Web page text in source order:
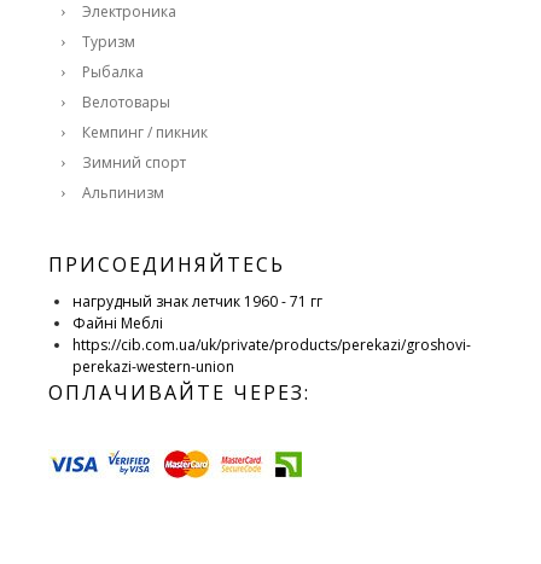
Электроника
Туризм
Рыбалка
Велотовары
Кемпинг / пикник
Зимний спорт
Альпинизм
ПРИСОЕДИНЯЙТЕСЬ
нагрудный знак летчик 1960 - 71 гг
Файні Меблі
https://cib.com.ua/uk/private/products/perekazi/groshovi-
perekazi-western-union
ОПЛАЧИВАЙТЕ ЧЕРЕЗ: